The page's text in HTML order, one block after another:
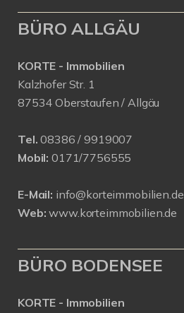
BÜRO ALLGÄU
KORTE - Immobilien
Kalzhofer Str. 1
87534 Oberstaufen / Allgäu
Tel. 08386 / 9919007
Mobil: 0171/7756555
E-Mail: info@korteimmobilien.de
Web: www.korteimmobilien.de
BÜRO BODENSEE
KORTE - Immobilien